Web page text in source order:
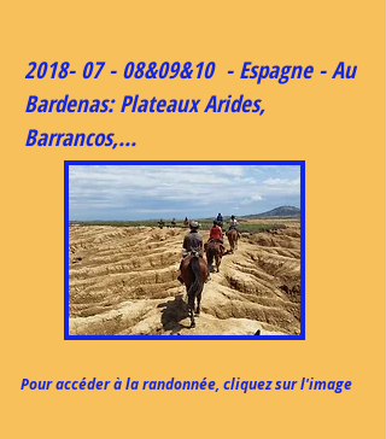
2018- 07 - 08&09&10 - Espagne - Au
Bardenas: Plateaux Arides,
Barrancos,...
Pour accéder à la randonnée, cliquez sur l'image